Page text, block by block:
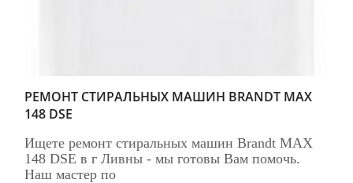
РЕМОНТ СТИРАЛЬНЫХ МАШИН BRANDT MAX
148 DSE
Ищете ремонт стиральных машин Brandt MAX
148 DSE в г Ливны - мы готовы Вам помочь.
Наш мастер по